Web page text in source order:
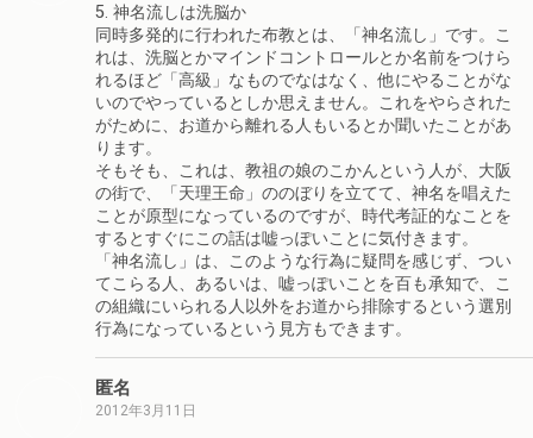
5. 神名流しは洗脳か
同時多発的に行われた布教とは、「神名流し」です。こ
れは、洗脳とかマインドコントロールとか名前をつけら
れるほど「高級」なものでなはなく、他にやることがな
いのでやっているとしか思えません。これをやらされた
がために、お道から離れる人もいるとか聞いたことがあ
ります。
そもそも、これは、教祖の娘のこかんという人が、大阪
の街で、「天理王命」ののぼりを立てて、神名を唱えた
ことが原型になっているのですが、時代考証的なことを
するとすぐにこの話は嘘っぽいことに気付きます。
「神名流し」は、このような行為に疑問を感じず、つい
てこらる人、あるいは、嘘っぽいことを百も承知で、こ
の組織にいられる人以外をお道から排除するという選別
行為になっているという見方もできます。
匿名
2012年3月11日